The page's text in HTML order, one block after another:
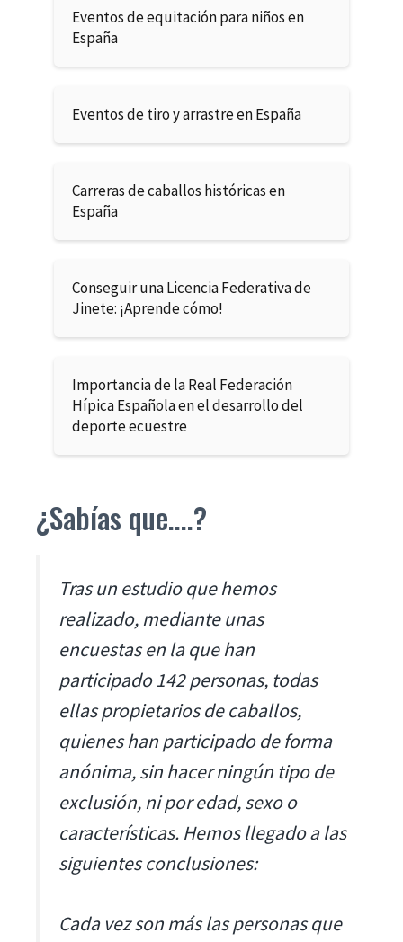
Eventos de equitación para niños en
España
Eventos de tiro y arrastre en España
Carreras de caballos históricas en
España
Conseguir una Licencia Federativa de
Jinete: ¡Aprende cómo!
Importancia de la Real Federación
Hípica Española en el desarrollo del
deporte ecuestre
¿Sabías que....?
Tras un estudio que hemos
realizado, mediante unas
encuestas en la que han
participado 142 personas, todas
ellas propietarios de caballos,
quienes han participado de forma
anónima, sin hacer ningún tipo de
exclusión, ni por edad, sexo o
características. Hemos llegado a las
siguientes conclusiones:
Cada vez son más las personas que